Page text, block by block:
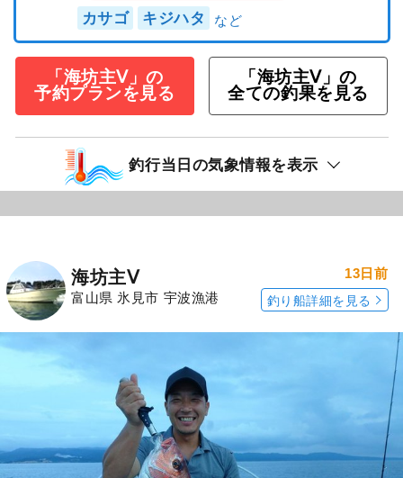
カサゴ キジハタ
「海坊主Ⅴ」の
予約プランを見る
「海坊主Ⅴ」の
全ての釣果を見る
釣行当日の気象情報を表示
海坊主Ⅴ
富山県 氷見市 宇波漁港
13日前
釣り船詳細を見る